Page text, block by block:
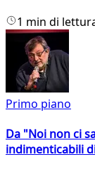
1 min di
Primo piano
Da "Noi non ci
indimenticabili